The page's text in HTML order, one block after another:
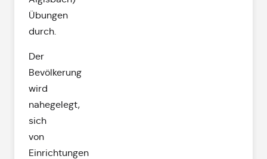
Übungen
durch.
Der
Bevölkerung
wird
nahegelegt,
sich
von
Einrichtungen